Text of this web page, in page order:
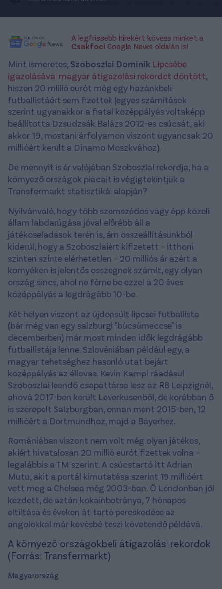
A legfrissebb hírekért kövess minket a
Csakfoci Google News oldalán is!
Mint ismeretes, Szoboszlai Dominik Lipcsébe
igazolásával magyar átigazolási rekordot döntött,
hiszen 20 millió eurót még egy hazánkbeli
futballistáért sem fizettek (egyes számítások
szerint ugyanakkor a fiatal középpályás voltaképp
beállította Dzsudzsák Balázs 2012-es csúcsát, aki
akkor 19, mostani árfolyamon viszont ugyancsak 20
millióért került a Dinamo Moszkvához).
De mennyit is ér valójában Szoboszlai rekordja, ha a
környező országok piacait is végigtekintjük a
Transfermarkt statisztikái alapján?
Nyilvánvaló, hogy több szomszédos vagy épp közeli
állam labdarúgása jóval előrébb áll a
játékoseladások terén is, ám összeállításunkból
kiderül, hogy a Szoboszlaiért kifizetett – itthoni
szinten szinte elérhetetlen – 20 milliós ár azért a
környéken is jelentős összegnek számít, egy olyan
ország sincs, ahol ne férne be ezzel a 20 éves
középpályás a legdrágább 10-be.
Két helyen viszont az újdonsült lipcsei futballista
(bár még van egy salzburgi "búcsúmeccse" is
decemberben) már most minden idők legdrágább
futballistája lenne. Szlovéniában például egy, a
magyar tehetséghez hasonló utat bejárt
középpályás az éllovas. Kevin Kampl ráadásul
Szoboszlai leendő csapattársa lesz az RB Leipzignél,
ahová 2017-ben került Leverkusenből, de korábban ő
is szerepelt Salzburgban, onnan ment 2015-ben, 12
millióért a Dortmundhoz, majd a Bayerhez.
Romániában viszont nem volt még olyan játékos,
akiért hivatalosan 20 millió eurót fizettek volna –
legalábbis a TM szerint. A csúcstartó itt Adrian
Mutu, akit a portál kimutatása szerint 19 millióért
vett meg a Chelsea még 2003-ban. Ő Londonban jól
kezdett, de aztán kokainbotránya, 7 hónapos
eltiltása és éveken át tartó pereskedése az
angolokkal már kevésbé teszi követendő példává.
A környező országokbeli átigazolási rekordok
(Forrás: Transfermarkt)
Magyarország